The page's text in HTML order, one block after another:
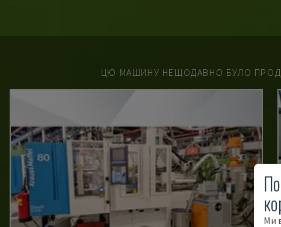
ЦЮ МАШИНУ НЕЩОДАВНО БУЛО
Ми